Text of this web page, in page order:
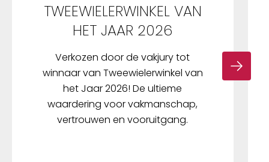
TWEEWIELERWINKEL VAN
HET JAAR 2026
Verkozen door de vakjury tot
winnaar van Tweewielerwinkel van
het Jaar 2026! De ultieme
waardering voor vakmanschap,
vertrouwen en vooruitgang.